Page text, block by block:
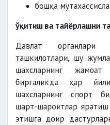
бошқа
ўқитиш ва тайёрлашни
Давлат органлари
ташкилотлари, шу
шахсларнинг
биргаликда ҳар
шахсларнинг спорт
шарт-шароитлар
этишга доир